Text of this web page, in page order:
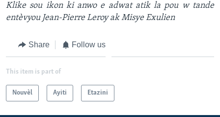
Klike sou ikon ki anwo e adwat atik la pou w tande
entèvyou Jean-Pierre Leroy ak Misye Exulien
Share Follow us
This item is part of
Nouvèl Ayiti Etazini